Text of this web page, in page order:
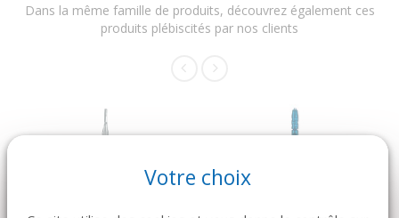
Dans la même famille de produits, découvrez également ces
produits plébiscités par nos clients
Votre choix